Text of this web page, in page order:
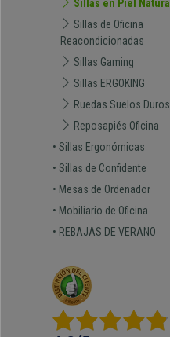
Sillas en Piel Natural
Sillas de Oficina
Reacondicionadas
Sillas Gaming
Sillas ERGOKING
Ruedas Suelos Duros
Reposapiés Oficina
• Sillas Ergonómicas
• Sillas de Confidente
• Mesas de Ordenador
• Mobiliario de Oficina
• REBAJAS DE VERANO